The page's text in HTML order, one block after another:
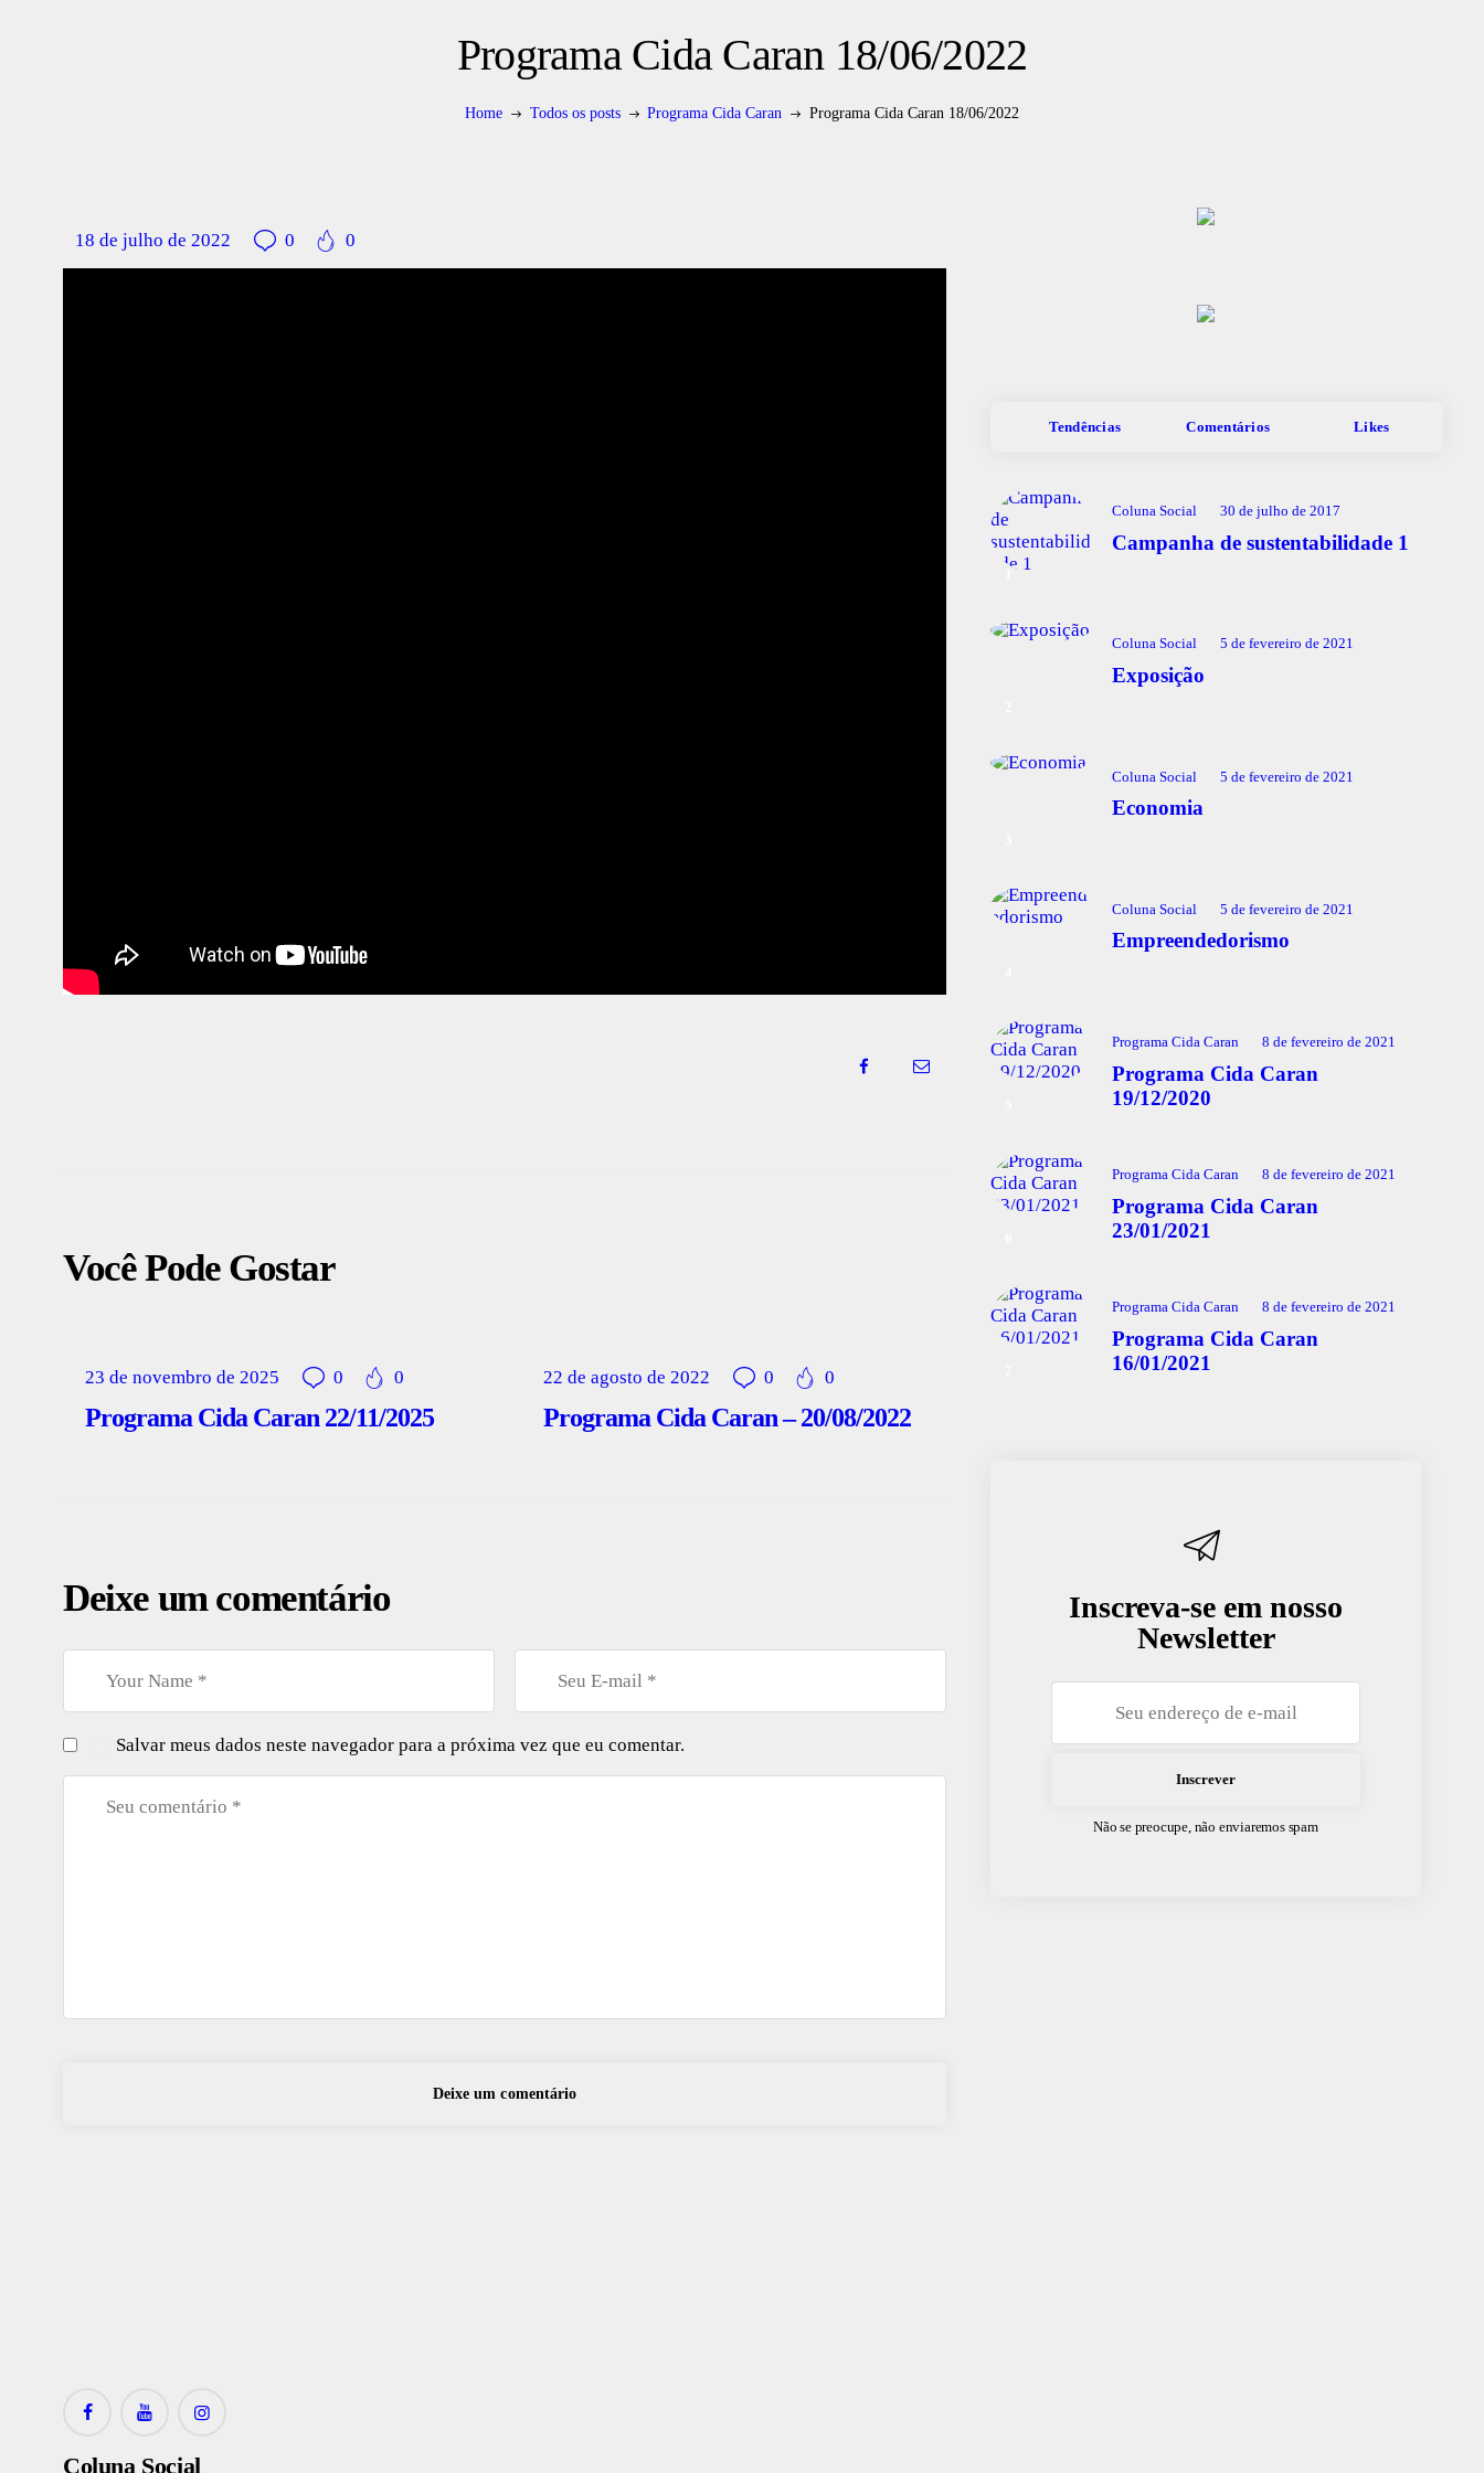
Programa Cida Caran 18/06/2022
Home Todos os posts Programa Cida Caran Programa Cida Caran 18/06/2022
18 de julho de 2022 0 0
Você Pode Gostar
23 de novembro de 2025 0 0
Programa Cida Caran 22/11/2025
22 de agosto de 2022 0 0
Programa Cida Caran – 20/08/2022
Deixe um comentário
Salvar meus dados neste navegador para a próxima vez que eu comentar.
Tendências Comentários Likes
Coluna Social 30 de julho de 2017
Campanha de sustentabilidade 1
Coluna Social 5 de fevereiro de 2021
Exposição
Coluna Social 5 de fevereiro de 2021
Economia
Coluna Social 5 de fevereiro de 2021
Empreendedorismo
Programa Cida Caran 8 de fevereiro de 2021
Programa Cida Caran
19/12/2020
Programa Cida Caran 8 de fevereiro de 2021
Programa Cida Caran
23/01/2021
Programa Cida Caran 8 de fevereiro de 2021
Programa Cida Caran
16/01/2021
Inscreva-se em nosso
Newsletter
Não se preocupe, não enviaremos spam
Coluna Social